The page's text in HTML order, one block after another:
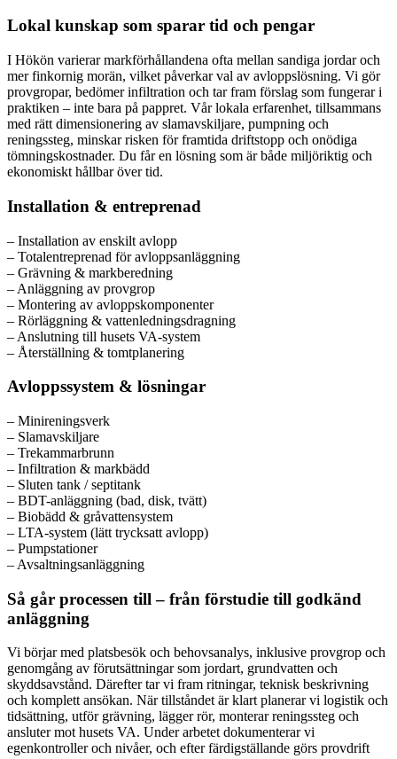
Lokal kunskap som sparar tid och pengar
I Hökön varierar markförhållandena ofta mellan sandiga jordar och
mer finkornig morän, vilket påverkar val av avloppslösning. Vi gör
provgropar, bedömer infiltration och tar fram förslag som fungerar i
praktiken – inte bara på pappret. Vår lokala erfarenhet, tillsammans
med rätt dimensionering av slamavskiljare, pumpning och
reningssteg, minskar risken för framtida driftstopp och onödiga
tömningskostnader. Du får en lösning som är både miljöriktig och
ekonomiskt hållbar över tid.
Installation & entreprenad
– Installation av enskilt avlopp
– Totalentreprenad för avloppsanläggning
– Grävning & markberedning
– Anläggning av provgrop
– Montering av avloppskomponenter
– Rörläggning & vattenledningsdragning
– Anslutning till husets VA-system
– Återställning & tomtplanering
Avloppssystem & lösningar
– Minireningsverk
– Slamavskiljare
– Trekammarbrunn
– Infiltration & markbädd
– Sluten tank / septitank
– BDT-anläggning (bad, disk, tvätt)
– Biobädd & gråvattensystem
– LTA-system (lätt trycksatt avlopp)
– Pumpstationer
– Avsaltningsanläggning
Så går processen till – från förstudie till godkänd
anläggning
Vi börjar med platsbesök och behovsanalys, inklusive provgrop och
genomgång av förutsättningar som jordart, grundvatten och
skyddsavstånd. Därefter tar vi fram ritningar, teknisk beskrivning
och komplett ansökan. När tillståndet är klart planerar vi logistik och
tidsättning, utför grävning, lägger rör, monterar reningssteg och
ansluter mot husets VA. Under arbetet dokumenterar vi
egenkontroller och nivåer, och efter färdigställande görs provdrift